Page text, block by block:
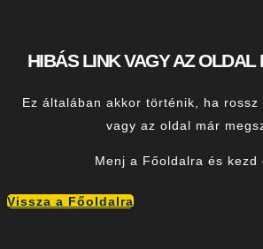
HIBÁS LINK VAGY AZ OLDAL
Ez általában akkor történik, ha rossz
vagy az oldal már
Menj a Főoldalra és kezd
Vissza a Főoldalra